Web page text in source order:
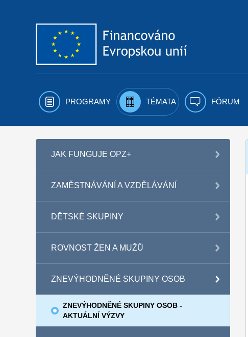
PROGRAMY TÉMATA FÓRUM
JAK FUNGUJE OPZ+
ZAMĚSTNÁVÁNÍ A VZDĚLÁVÁNÍ
DĚTSKÉ SKUPINY
ROVNOST ŽEN A MUŽŮ
ZNEVÝHODNĚNÉ SKUPINY OSOB
ZNEVÝHODNĚNÉ SKUPINY OSOB -
AKTUÁLNÍ VÝZVY